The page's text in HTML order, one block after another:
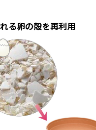
る卵の殻を再利用